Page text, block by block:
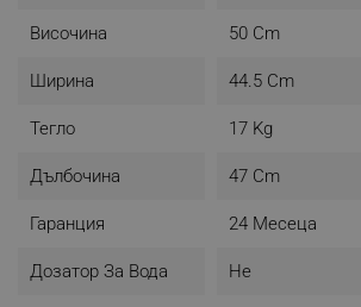
Височина 50 Cm
Ширина 44.5 Cm
Тегло 17 Kg
Дълбочина 47 Cm
Гаранция 24 Месеца
Дозатор За Вода Не